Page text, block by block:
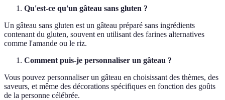
Qu'est-ce qu'un gâteau sans gluten ?
Un gâteau sans gluten est un gâteau préparé sans ingrédients
contenant du gluten, souvent en utilisant des farines alternatives
comme l'amande ou le riz.
Comment puis-je personnaliser un gâteau ?
Vous pouvez personnaliser un gâteau en choisissant des thèmes, des
saveurs, et même des décorations spécifiques en fonction des goûts
de la personne célébrée.